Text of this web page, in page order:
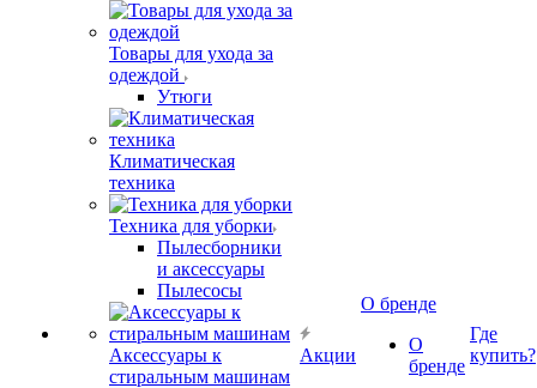
Товары для ухода за
одеждой
Утюги
Климатическая
техника
Техника для уборки
Пылесборники
и аксессуары
Пылесосы
Аксессуары к
стиральным машинам
Акции
О бренде
О
бренде
Где
купить?